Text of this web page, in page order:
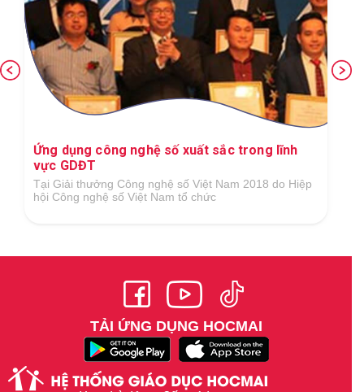
Ứng dụng công nghệ số xuất sắc trong lĩnh
vực GDĐT
Tại Giải thưởng Công nghệ số Việt Nam 2018 do Hiệp
hội Công nghệ số Việt Nam tổ chức
TẢI ỨNG DỤNG HOCMAI